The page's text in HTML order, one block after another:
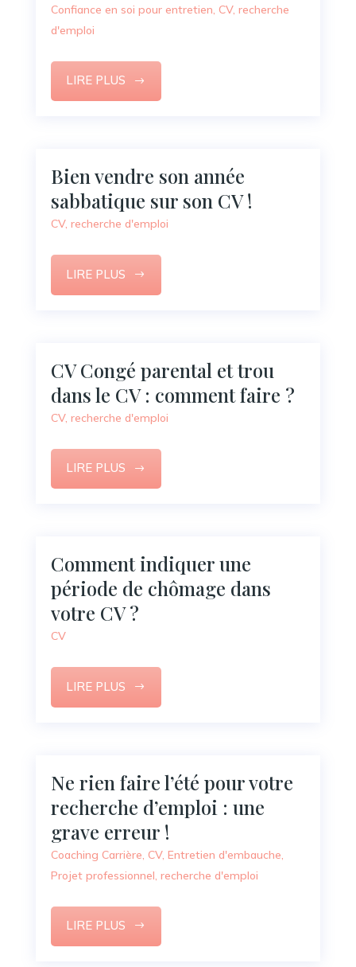
Confiance en soi pour entretien, CV, recherche
d'emploi
LIRE PLUS
Bien vendre son année
sabbatique sur son CV !
CV, recherche d'emploi
LIRE PLUS
CV Congé parental et trou
dans le CV : comment faire ?
CV, recherche d'emploi
LIRE PLUS
Comment indiquer une
période de chômage dans
votre CV ?
CV
LIRE PLUS
Ne rien faire l’été pour votre
recherche d’emploi : une
grave erreur !
Coaching Carrière, CV, Entretien d'embauche,
Projet professionnel, recherche d'emploi
LIRE PLUS